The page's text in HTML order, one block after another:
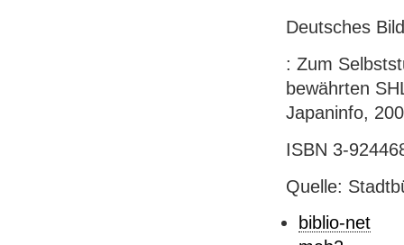
Deutsches
: Zum
bewährten
Japaninfo,
ISBN 3-
Quelle:
biblio-net